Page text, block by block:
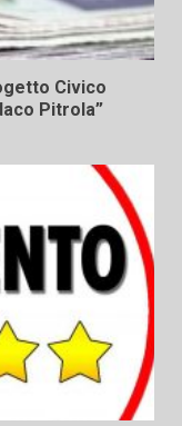
Civico
Pitrola”